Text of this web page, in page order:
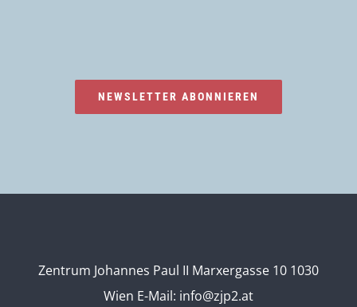
NEWSLETTER ABONNIEREN
Zentrum Johannes Paul II Marxergasse 10 1030
Wien E-Mail: info@zjp2.at